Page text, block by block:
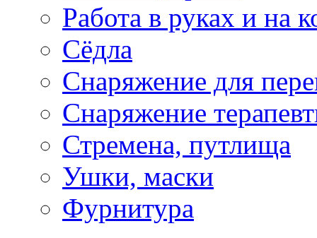
Работа в руках и на
Сёдла
Снаряжение для
Снаряжение
Стремена, путлища
Ушки, маски
Фурнитура